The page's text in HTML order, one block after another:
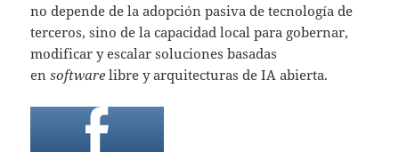
no depende de la adopción pasiva de tecnología de
terceros, sino de la capacidad local para gobernar,
modificar y escalar soluciones basadas
ensoftware libre y arquitecturas de IA abierta.